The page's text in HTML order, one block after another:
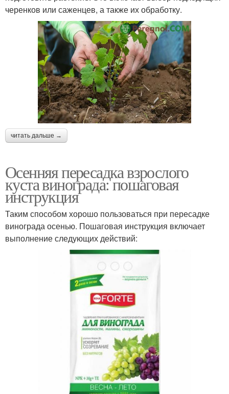
черенков или саженцев, а также их обработку.
читать дальше →
Осенняя пересадка взрослого
куста винограда: пошаговая
инструкция
Таким способом хорошо пользоваться при пересадке
винограда осенью. Пошаговая инструкция включает
выполнение следующих действий: